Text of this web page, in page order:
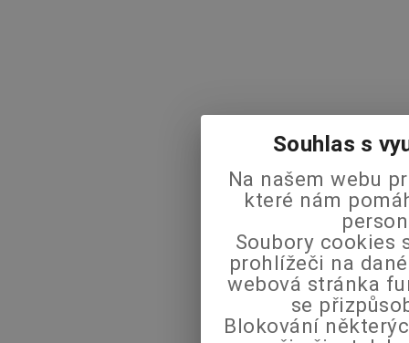
Souhlas s
Na našem webu
které nám
Soubory cookies
prohlížeči na
webová stránka
se
Blokování